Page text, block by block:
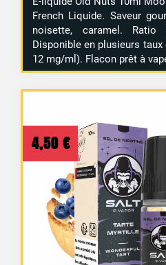
French Liquide. Saveur
noisette, caramel. Ratio
Disponible en plusieurs
12 mg/ml). Flacon prêt à
4,50 €